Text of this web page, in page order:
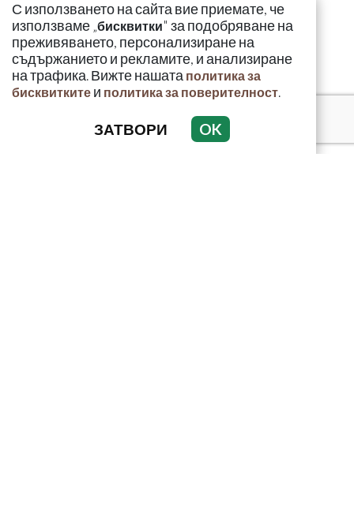
С използването на сайта вие приемате, че
използваме „бисквитки" за подобряване на
преживяването, персонализиране на
съдържанието и рекламите, и анализиране
на трафика. Вижте нашата политика за
бисквитките и политика за поверителност.
ЗАТВОРИ OK